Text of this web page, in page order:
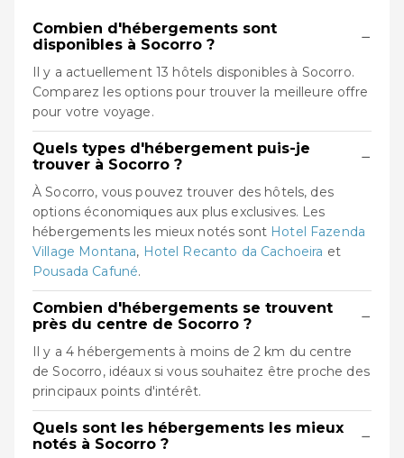
Combien d'hébergements sont
disponibles à Socorro ?
−
Il y a actuellement 13 hôtels disponibles à Socorro.
Comparez les options pour trouver la meilleure offre
pour votre voyage.
Quels types d'hébergement puis-je
trouver à Socorro ?
−
À Socorro, vous pouvez trouver des hôtels, des
options économiques aux plus exclusives. Les
hébergements les mieux notés sont Hotel Fazenda
Village Montana, Hotel Recanto da Cachoeira et
Pousada Cafuné.
Combien d'hébergements se trouvent
près du centre de Socorro ?
−
Il y a 4 hébergements à moins de 2 km du centre
de Socorro, idéaux si vous souhaitez être proche des
principaux points d'intérêt.
Quels sont les hébergements les mieux
notés à Socorro ?
−